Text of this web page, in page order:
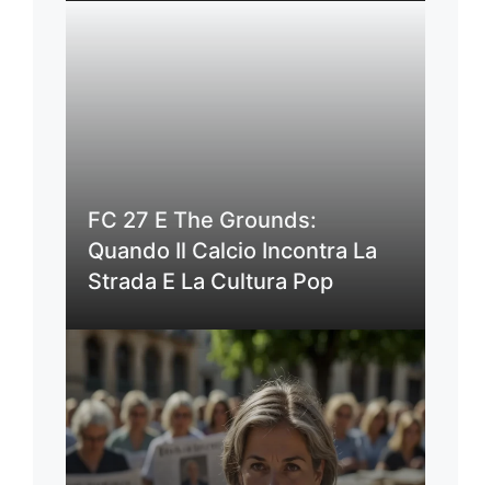
FC 27 E The Grounds:
Quando Il Calcio Incontra La
Strada E La Cultura Pop